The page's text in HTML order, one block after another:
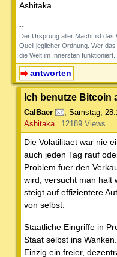
Ashitaka
--
Der Ursprung aller Macht ist
Quell jeglicher Ordnung. Wer
die Welt im Innersten funktioniert.
antworten
Ich benutze Bitcoin
CalBaer , Samstag,
Ashitaka
12189 Views
Die Volatilitaet war nie
auch jeden Tag rauf
Problem fuer den
wird, versucht man halt
steigt auf effizientere
von selbst.
Staatliche Eingriffe in
Staat selbst ins
Einzig ein freier,